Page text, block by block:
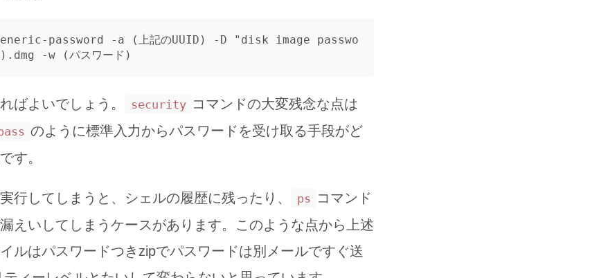
password -a (上記のUUID ) -D
"disk image passwo
) .dmg -w (パスワード )
ばよいでしょう。 security コマンドの大変残念な点は
のように標準入力からパスワードを受け取る手段がど
す。
行してしまうと、シェルの履歴に残ったり、 ps コマンド
えいしてしまうケースがあります。このような点から上述
ルはパスワードつきzipでパスワードは別メールですぐ送